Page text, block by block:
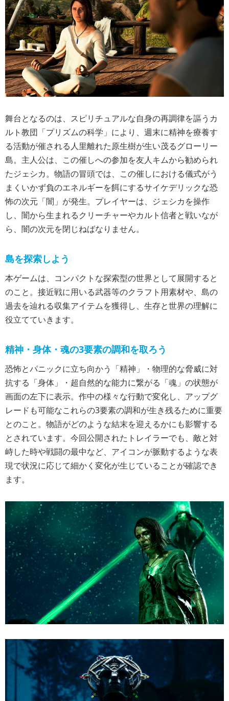
舞台となるのは、スピリチュアルな自身の再調律を謳うカ
ルト教団「プリズムの科学」により、週末に精神を療養す
る活動が催される人里離れた原生樹が生い茂るグローリー
島。主人公は、この催しへの参加を友人キムから勧められ
たジェシカ。物語の冒頭では、この催しにおける儀式がう
まくいかず負のエネルギーを餌にするサイケデリックな恐
怖の次元「闇」が発生。プレイヤーは、ジェシカを操作
し、闇から生まれるクリーチャーやカルト信者と戦いなが
ら、闇の次元を閉じねばなりません。
島を探索しよう
本ゲームは、コンパクトな探索型の世界として展開すると
のこと。接近戦に用いる武器等のクラフト用素材や、島の
過去を辿れる収集アイテムを獲得し、生存と世界の理解に
役立てていきます。
精神・身体・魂の3要素の調和を取ろう
恐怖とパニックに立ち向かう「精神」・物理的な脅威に対
抗する「身体」・超自然的な能力に繋がる「魂」の状態が
画面の左下に表示。作中の様々な行動で変化し、アップグ
レードも可能なこれらの3要素の調和が生き残るために重要
とのこと。物語がどのような結末を迎えるかにも影響する
とされています。今回公開されたトレイラーでも、敵と対
峙した時や戦闘の最中など、アイコンが脈動するような表
現で状況に応じて細かく変化が生じていることが確認でき
ます。